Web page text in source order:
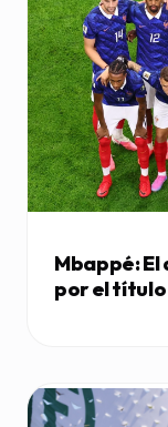
Mbappé: El
por el